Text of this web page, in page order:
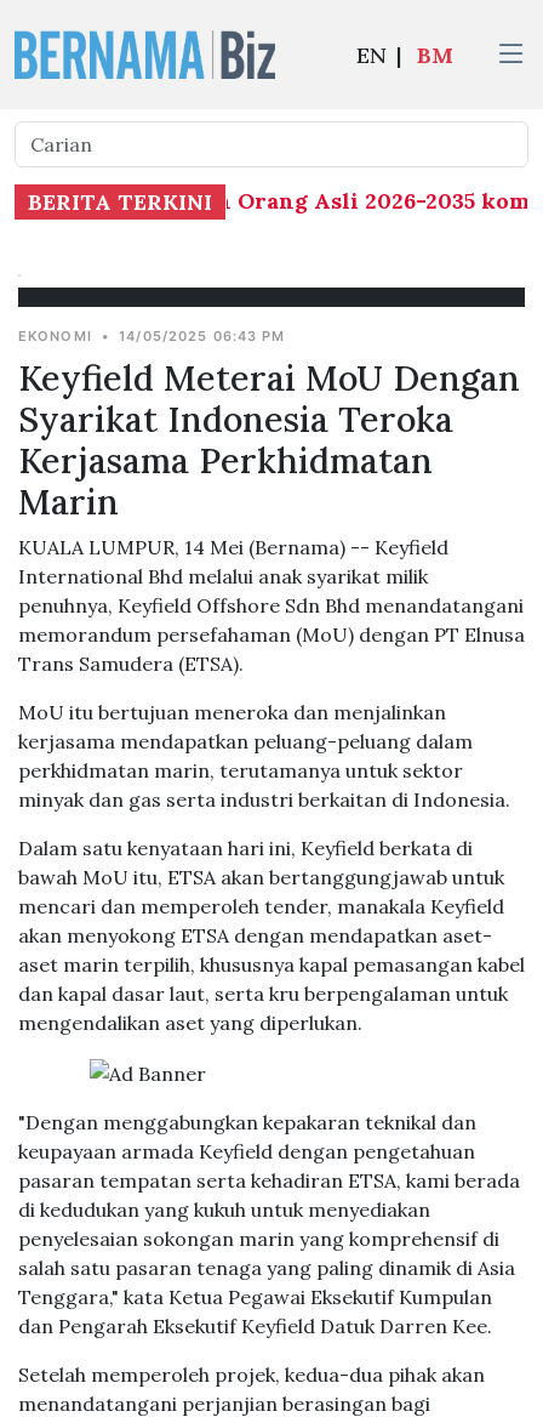
EN | BM
BERITA TERKINI
Sosial Kesihatan Orang Asli 2026-2035
EKONOMI • 14/05/2025 06:43 PM
Keyfield Meterai MoU Dengan
Syarikat Indonesia Teroka
Kerjasama Perkhidmatan
Marin
KUALA LUMPUR, 14 Mei (Bernama) -- Keyfield
International Bhd melalui anak syarikat milik
penuhnya, Keyfield Offshore Sdn Bhd menandatangani
memorandum persefahaman (MoU) dengan PT Elnusa
Trans Samudera (ETSA).
MoU itu bertujuan meneroka dan menjalinkan
kerjasama mendapatkan peluang-peluang dalam
perkhidmatan marin, terutamanya untuk sektor
minyak dan gas serta industri berkaitan di Indonesia.
Dalam satu kenyataan hari ini, Keyfield berkata di
bawah MoU itu, ETSA akan bertanggungjawab untuk
mencari dan memperoleh tender, manakala Keyfield
akan menyokong ETSA dengan mendapatkan aset-
aset marin terpilih, khususnya kapal pemasangan kabel
dan kapal dasar laut, serta kru berpengalaman untuk
mengendalikan aset yang diperlukan.
"Dengan menggabungkan kepakaran teknikal dan
keupayaan armada Keyfield dengan pengetahuan
pasaran tempatan serta kehadiran ETSA, kami berada
di kedudukan yang kukuh untuk menyediakan
penyelesaian sokongan marin yang komprehensif di
salah satu pasaran tenaga yang paling dinamik di Asia
Tenggara," kata Ketua Pegawai Eksekutif Kumpulan
dan Pengarah Eksekutif Keyfield Datuk Darren Kee.
Setelah memperoleh projek, kedua-dua pihak akan
menandatangani perjanjian berasingan bagi